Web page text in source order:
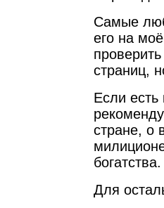
Самые
его на
страниц,
Если есть
стране, о
богатства.
Для